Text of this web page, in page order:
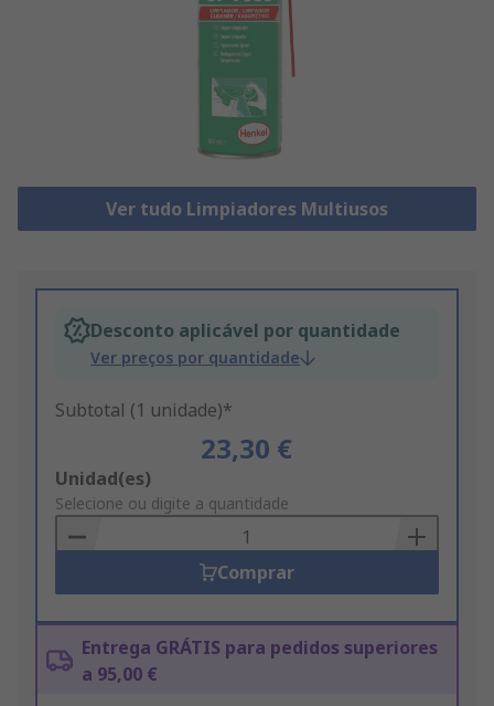
Ver tudo Limpiadores Multiusos
Desconto aplicável por quantidade
Ver preços por quantidade
Subtotal (1 unidade)*
23,30 €
Add
to
Basket
Unidad(es)
Selecione ou digite a quantidade
Comprar
Entrega GRÁTIS para pedidos superiores
a 95,00 €